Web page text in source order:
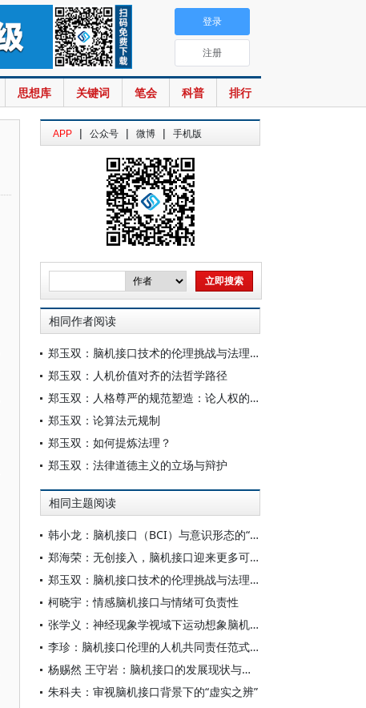
思想库 关键词 笔会 科普 排行
登录
注册
APP | 公众号 | 微博 | 手机版
相同作者阅读
郑玉双：脑机接口技术的伦理挑战与法理应对
郑玉双：人机价值对齐的法哲学路径
郑玉双：人格尊严的规范塑造：论人权的法理证成
郑玉双：论算法元规制
郑玉双：如何提炼法理？
郑玉双：法律道德主义的立场与辩护
相同主题阅读
韩小龙：脑机接口（BCI）与意识形态的“神经殖民”风险
郑海荣：无创接入，脑机接口迎来更多可能
郑玉双：脑机接口技术的伦理挑战与法理应对
柯晓宇：情感脑机接口与情绪可负责性
张学义：神经现象学视域下运动想象脑机接口的范式重构
李珍：脑机接口伦理的人机共同责任范式建构
杨赐然 王守岩：脑机接口的发展现状与未来展望
朱科夫：审视脑机接口背景下的“虚实之辨”